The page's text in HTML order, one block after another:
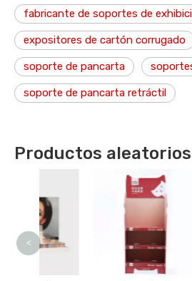
fabricante de soportes de
expositores de cartón corrugado
soporte de pancarta
soporte de pancarta retráctil
Productos aleatorios
<